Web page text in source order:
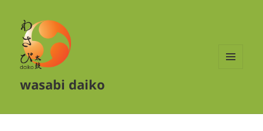
wasabi daiko